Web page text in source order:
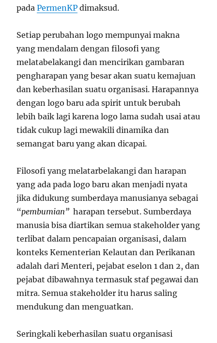
padaPermenKP dimaksud.
Setiap perubahan logo mempunyai makna
yang mendalam dengan filosofi yang
melatabelakangi dan mencirikan gambaran
pengharapan yang besar akan suatu kemajuan
dan keberhasilan suatu organisasi. Harapannya
dengan logo baru ada spirit untuk berubah
lebih baik lagi karena logo lama sudah usai atau
tidak cukup lagi mewakili dinamika dan
semangat baru yang akan dicapai.
Filosofi yang melatarbelakangi dan harapan
yang ada pada logo baru akan menjadi nyata
jika didukung sumberdaya manusianya sebagai
“pembumian” harapan tersebut. Sumberdaya
manusia bisa diartikan semua stakeholder yang
terlibat dalam pencapaian organisasi, dalam
konteks Kementerian Kelautan dan Perikanan
adalah dari Menteri, pejabat eselon 1 dan 2, dan
pejabat dibawahnya termasuk staf pegawai dan
mitra. Semua stakeholder itu harus saling
mendukung dan menguatkan.
Seringkali keberhasilan suatu organisasi